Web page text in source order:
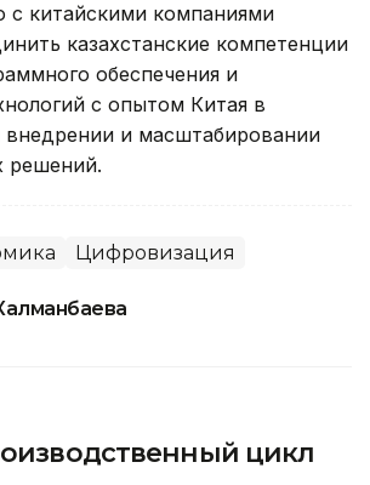
с китайскими компаниями
казахстанские компетенции
обеспечения и
с опытом Китая в
и масштабировании
решений.
Цифровизация
цикл